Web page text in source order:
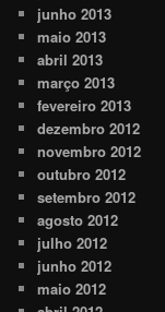
junho 2013
maio 2013
abril 2013
março 2013
fevereiro 2013
dezembro 2012
novembro 2012
outubro 2012
setembro 2012
agosto 2012
julho 2012
junho 2012
maio 2012